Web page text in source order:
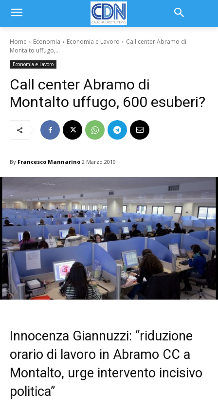
Home Economia Economia e Lavoro
Call center Abramo di
Montalto uffugo,...
Economia e Lavoro
Call center Abramo di
Montalto uffugo, 600 esuberi?
By Francesco Mannarino 2 Marzo 2019
Innocenza Giannuzzi: “riduzione
orario di lavoro in Abramo CC a
Montalto, urge intervento incisivo
politica”